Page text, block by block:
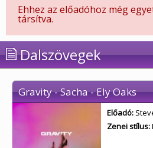
Ehhez az előadóhoz még
társítva.
Dalszövegek
Gravity - Sacha - Ely Oaks
Előadó:
Zenei stílus: